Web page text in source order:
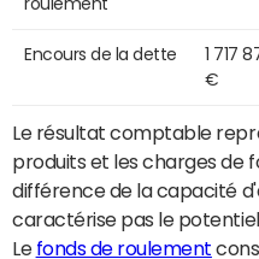
Encours de la dette
1 717
€
Le résultat comptable
produits et les charges de
différence de la capacité
caractérise pas le
Le fonds de roulement